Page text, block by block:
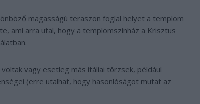
magasságú teraszon foglal helyet a templom
ami arra utal, hogy a templomszínház a Krisztus
vagy esetleg más itáliai törzsek, például
(erre utalhat, hogy hasonlóságot mutat az